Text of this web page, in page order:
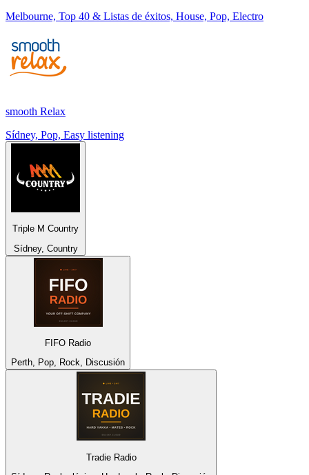
Melbourne, Top 40 & Listas de éxitos, House, Pop, Electro
smooth Relax
Sídney, Pop, Easy listening
Triple M Country
Sídney, Country
FIFO Radio
Perth, Pop, Rock, Discusión
Tradie Radio